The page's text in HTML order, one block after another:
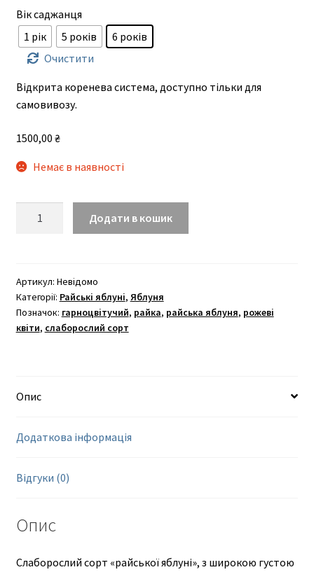
180,00 ₴
1500,00 ₴
Вік саджанця
1 рік
5 років
6 років
Очистити
Відкрита коренева система, доступно тільки для
самовивозу.
1500,00 ₴
Немає в наявності
Додати в кошик
Артикул: Невідомо
Категорії: Райські яблуні, Яблуня
Позначок: гарноцвітучий, райка, райська яблуня, рожеві
квіти, слаборослий сорт
Опис
Додаткова інформація
Відгуки (0)
Опис
Слаборослий сорт «райської яблуні», з широкою густою